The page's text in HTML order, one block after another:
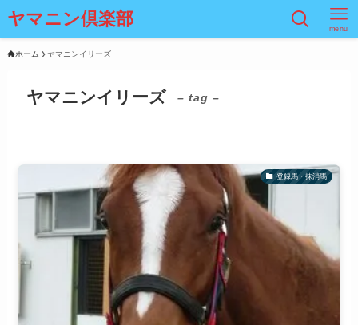
ヤマニン倶楽部 menu
ホーム ヤマニンイリーズ
ヤマニンイリーズ – tag –
登録馬・抹消馬